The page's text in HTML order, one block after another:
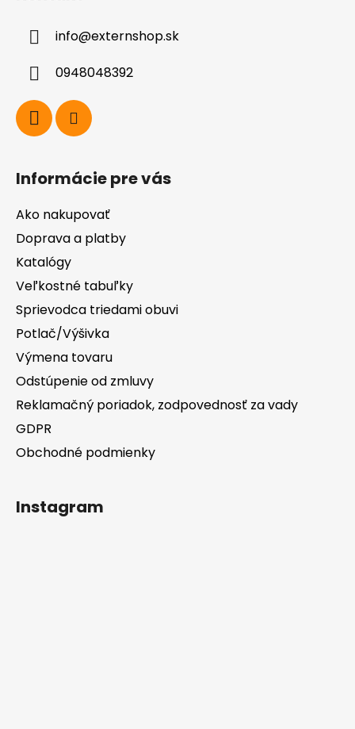
info@externshop.sk
0948048392
Informácie pre vás
Ako nakupovať
Doprava a platby
Katalógy
Veľkostné tabuľky
Sprievodca triedami obuvi
Potlač/Výšivka
Výmena tovaru
Odstúpenie od zmluvy
Reklamačný poriadok, zodpovednosť za vady
GDPR
Obchodné podmienky
Instagram